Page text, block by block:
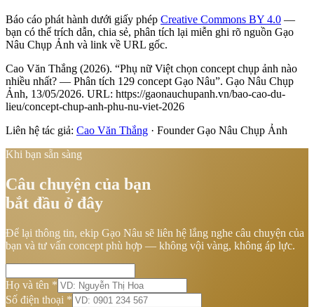
Báo cáo phát hành dưới giấy phép Creative Commons BY 4.0 —
bạn có thể trích dẫn, chia sẻ, phân tích lại miễn ghi rõ nguồn Gạo
Nâu Chụp Ảnh và link về URL gốc.
Cao Văn Thắng (2026). “Phụ nữ Việt chọn concept chụp ảnh nào
nhiều nhất? — Phân tích 129 concept Gạo Nâu”. Gạo Nâu Chụp
Ảnh, 13/05/2026. URL: https://gaonauchupanh.vn/bao-cao-du-
lieu/concept-chup-anh-phu-nu-viet-2026
Liên hệ tác giả: Cao Văn Thắng · Founder Gạo Nâu Chụp Ảnh
Khi bạn sẵn sàng
Câu chuyện của bạn
bắt đầu ở đây
Để lại thông tin, ekip Gạo Nâu sẽ liên hệ lắng nghe câu chuyện của
bạn và tư vấn concept phù hợp — không vội vàng, không áp lực.
Họ và tên *
Số điện thoại *